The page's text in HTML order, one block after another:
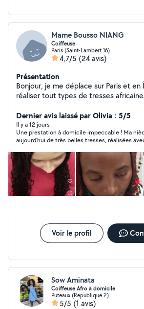
Mame Bousso NIANG
Coiffeuse
Paris (Saint-Lambert 16)
4,7/5 (24 avis)
Présentation
Bonjour, je me déplace sur Paris et
réaliser tout types de tresses
Instagram
Dernier avis laissé par Olivia : 5/5
Il y a 12 jours
Une prestation à domicile impeccable ! Ma
aujourd’hui de très belles tresses, réalisées
savoir-faire. Je recommande sans hésiter ! À
Voir le profil
Sow Aminata
Coiffeuse Afro à domicile
Puteaux (Republique 2)
5/5 (1 avis)